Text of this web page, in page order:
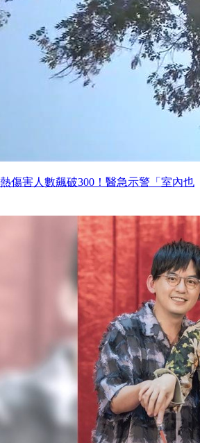
傷害人數飆破300！醫急示警「室內也